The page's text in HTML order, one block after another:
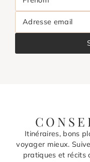
Adresse email
Itinéraires, bons
voyager mieux.
pratiques et récits